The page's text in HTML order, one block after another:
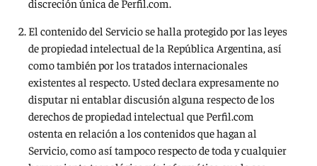
El contenido del Servicio se halla protegido por las leyes
de propiedad intelectual de la República Argentina, así
como también por los tratados internacionales
existentes al respecto. Usted declara expresamente no
disputar ni entablar discusión alguna respecto de los
derechos de propiedad intelectual que Perfil.com
ostenta en relación a los contenidos que hagan al
Servicio, como así tampoco respecto de toda y cualquier